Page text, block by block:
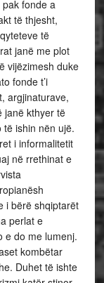
fonde a
të thjesht,
të
janë me plot
vijëzimesh duke
fonde t’i
argjinaturave,
janë kthyer të
ishin nën ujë.
i informalitetit
në rrethinat e
i bërë shqiptarët
perlat e
e do me lumenj.
kombëtar
Duhet të ishte